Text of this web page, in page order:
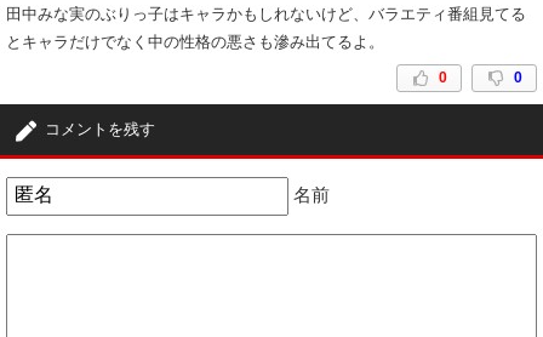
田中みな実のぶりっ子はキャラかもしれないけど、バラエティ番組見てる
とキャラだけでなく中の性格の悪さも滲み出てるよ。
0 0
コメントを残す
名前